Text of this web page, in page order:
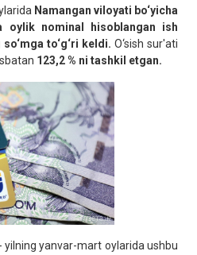
Namangan viloyati bo‘yicha
oylik nominal hisoblangan ish
to‘g‘ri keldi. O‘sish sur'ati
123,2 % ni tashkil etgan.
yilning yanvar-mart oylarida ushbu